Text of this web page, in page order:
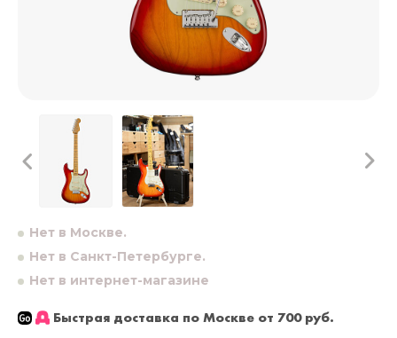
Нет в Москве.
Нет в Санкт-Петербурге.
Нет в интернет-магазине
Быстрая доставка по Москве от 700 руб.